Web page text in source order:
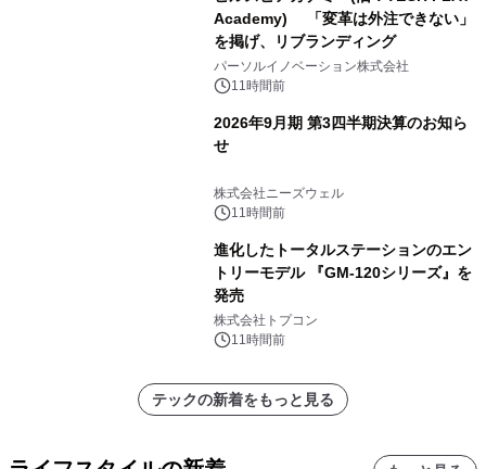
Academy) 「変革は外注できない」
を掲げ、リブランディング
パーソルイノベーション株式会社
11時間前
2026年9月期 第3四半期決算のお知ら
せ
株式会社ニーズウェル
11時間前
進化したトータルステーションのエン
トリーモデル 『GM-120シリーズ』を
発売
株式会社トプコン
11時間前
テックの新着をもっと見る